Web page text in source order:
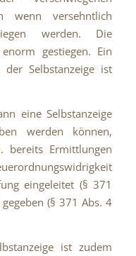
wenn versehntlich
werden. Die
gestiegen. Ein
Selbstanzeige ist
eine Selbstanzeige
werden können,
bereits Ermittlungen
eingeleitet (§ 371
(§ 371 Abs. 4
ist zudem